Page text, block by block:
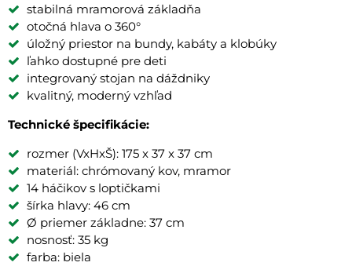
stabilná mramorová základňa
otočná hlava o 360°
úložný priestor na bundy, kabáty a klobúky
ľahko dostupné pre deti
integrovaný stojan na dáždniky
kvalitný, moderný vzhľad
Technické špecifikácie:
rozmer (VxHxŠ): 175 x 37 x 37 cm
materiál: chrómovaný kov, mramor
14 háčikov s loptičkami
šírka hlavy: 46 cm
Ø priemer základne: 37 cm
nosnosť: 35 kg
farba: biela